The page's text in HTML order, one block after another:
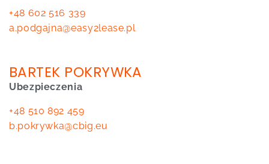
+48 602 516 339
a.podgajna@easy2lease.pl
BARTEK POKRYWKA
Ubezpieczenia
+48 510 892 459
b.pokrywka@cbig.eu